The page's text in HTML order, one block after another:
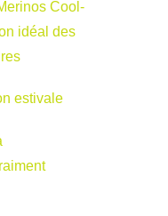
Cool-
idéal des
estivale